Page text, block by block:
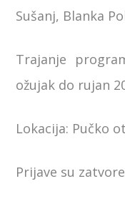
Sušanj, Blanka
Trajanje
ožujak do rujan
Lokacija: Pučko
Prijave su